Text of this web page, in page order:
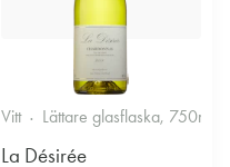
Vitt Lättare glasflaska, 750ml
La Désirée